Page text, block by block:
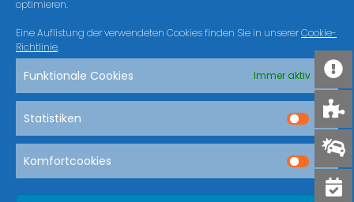
optimieren.
Eine Auflistung der verwendeten Cookies finden Sie in unsererCookie-
Richtlinie.
Funktionale Cookies Immer aktiv
Statistiken
Komfortcookies
NICHTS GEFUNDEN
Es scheint, dass wir nicht finden können, was
Sie suchen. Vielleicht kann die Suche helfen.
Search:
Dream-Theme — truly premium WordPress themes